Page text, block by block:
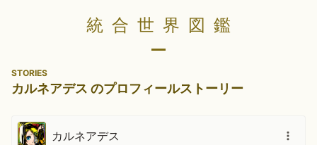
統合世界図鑑
STORIES
カルネアデス のプロフィールストーリー
カルネアデス